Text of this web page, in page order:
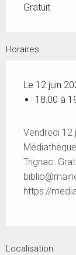
Gratuit
Horaires
Le 12 juin
18:00 à
Vendredi 12
Trignac.
https://
Localisation